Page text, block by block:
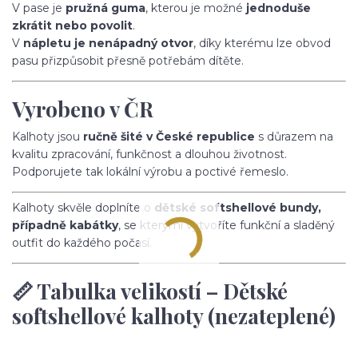
V pase je pružná guma, kterou je možné jednoduše
zkrátit nebo povolit.
V nápletu je nenápadný otvor, díky kterému lze obvod
pasu přizpůsobit přesně potřebám dítěte.
Vyrobeno v ČR
Kalhoty jsou ručně šité v České republice s důrazem na
kvalitu zpracování, funkčnost a dlouhou životnost.
Podporujete tak lokální výrobu a poctivé řemeslo.
Kalhoty skvěle doplníte o dětské softshellové bundy,
případně kabátky, se kterými vytvoříte funkční a sladěný
outfit do každého počasí.
📏 Tabulka velikostí – Dětské
softshellové kalhoty (nezateplené)